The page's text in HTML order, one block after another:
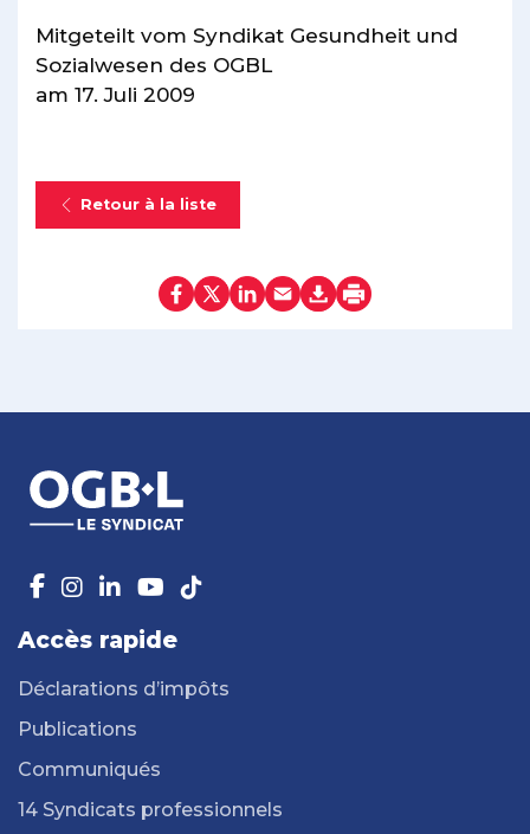
Mitgeteilt vom Syndikat Gesundheit und
Sozialwesen des OGBL
am 17. Juli 2009
Retour à la liste
Accès rapide
Déclarations d’impôts
Publications
Communiqués
14 Syndicats professionnels